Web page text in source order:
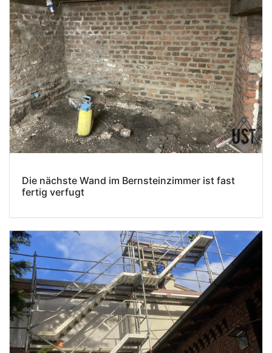
Die nächste Wand im Bernsteinzimmer ist fast
fertig verfugt